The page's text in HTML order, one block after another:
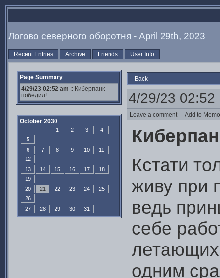
Логово северного оборотня - April 29th, 2023
Recent Entries Archive Friends User Info
Page Summary
4/29/23 02:52 am :: Киберпанк
победил!
October 2030
1 2 3
4
5
6
7 8 9 10
11
12
13
14 15 16 17
18
19
20
21 22 23 24
25
26
27
28 29 30 31
Back
4/29/23 02:52
Leave a comment Add to
Кстати
живу при
ведь
себе
одним